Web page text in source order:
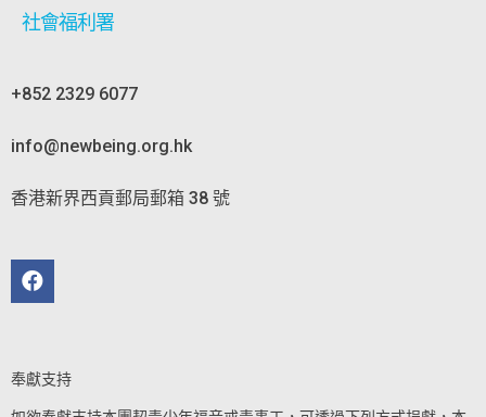
社會福利署
+852 2329 6077
info@newbeing.org.hk
香港新界西貢郵局郵箱 38 號
奉獻支持